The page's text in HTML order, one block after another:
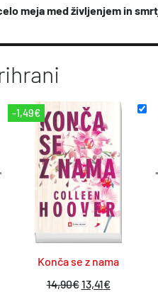
meja med življenjem in
-1,49€
Konča se z nama
14,90€I13,41€T